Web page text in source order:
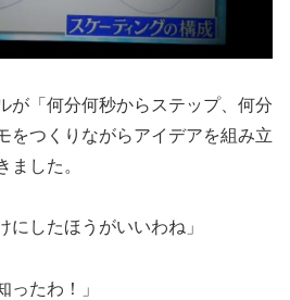
が「何分何秒からステップ、何分
をつくりながらアイデアを組み立
ました。
にしたほうがいいわね」
ったわ！」